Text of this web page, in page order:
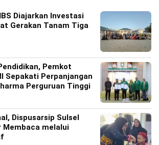
Diajarkan Investasi
Gerakan Tanam Tiga
Pemkot
Sepakati Perpanjangan
Perguruan Tinggi
Dispusarsip Sulsel
Membaca melalui